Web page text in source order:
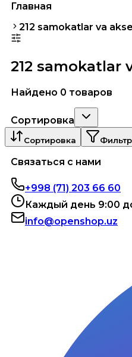
Главная
212 samokatlar va
212 samokatlar
Найдено 0 товаров
Сортировка
Сортировка Фильтр
Связаться с нами
+998 (71) 203 66 60
Каждый день 9:00
info@openshop.uz